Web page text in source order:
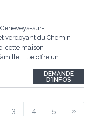
sur-
verdoyant du Chemin
cette maison
Elle offre un
Neuchâtel ou
...
DEMANDE
D'INFOS
3 4 5 »